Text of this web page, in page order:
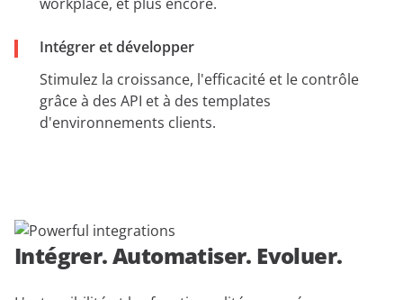
Intégrer et développer
Stimulez la croissance, l'efficacité et le contrôle
grâce à des API et à des templates
d'environnements clients.
Intégrer. Automatiser. Evoluer.